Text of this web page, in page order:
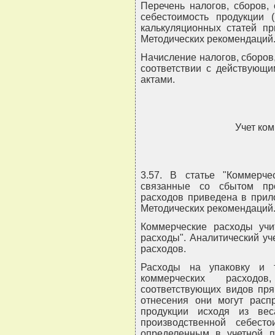
Перечень налогов,
себестоимость
калькуляционных статей
Методических рекомендаций.
Начисление налогов,
соответствии с
актами.
Учет
3.57. В статье
связанные со сбытом
расходов приведена в
Методических рекомендаций.
Коммерческие расходы
расходы". Аналитический
расходов.
Расходы на упаковку и
коммерческих
соответствующих видов
отнесения они могут
продукции исходя из
производственной